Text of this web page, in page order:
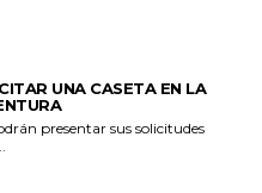
UNA CASETA EN LA
presentar sus solicitudes